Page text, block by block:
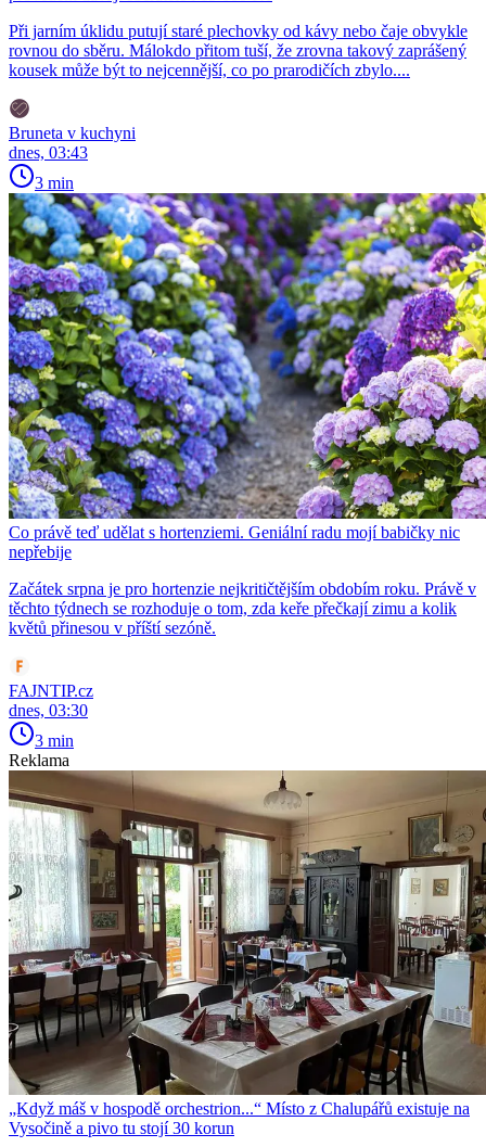
Při jarním úklidu putují staré plechovky od kávy nebo čaje obvykle
rovnou do sběru. Málokdo přitom tuší, že zrovna takový zaprášený
kousek může být to nejcennější, co po prarodičích zbylo....
Bruneta v kuchyni
dnes, 03:43
3 min
Co právě teď udělat s hortenziemi. Geniální radu mojí babičky nic
nepřebije
Začátek srpna je pro hortenzie nejkritičtějším obdobím roku. Právě v
těchto týdnech se rozhoduje o tom, zda keře přečkají zimu a kolik
květů přinesou v příští sezóně.
FAJNTIP.cz
dnes, 03:30
3 min
Reklama
„Když máš v hospodě orchestrion...“ Místo z Chalupářů existuje na
Vysočině a pivo tu stojí 30 korun